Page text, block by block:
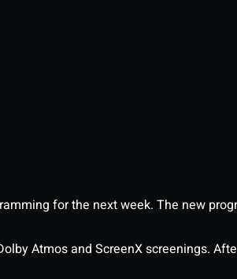
for the next week. The new
Atmos and ScreenX screenings.